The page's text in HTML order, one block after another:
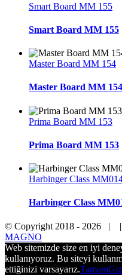
Smart Board MM 155
Smart Board MM 155
Master Board MM 154
Master Board MM 154
Prima Board MM 153
Prima Board MM 153
Harbinger Class
Harbinger Class
© Copyright 2018 - 2026 |
MAGNO
Web sitemizde size en iyi
kullanıyoruz. Bu siteyi
ettiğinizi varsayarız.Tamam